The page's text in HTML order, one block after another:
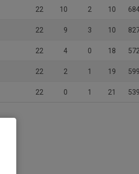
22 10 2 10
22 9 3 10
22 4 0 18 572
22 2 1 19 599
22 0 1 21 539